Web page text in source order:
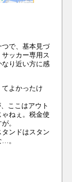
つで、基本見づ
ッカー専用ス
なり近い方に感
よかったけ
ここはアウト
ねぇ。税金使
。
ンドはスタン
…。